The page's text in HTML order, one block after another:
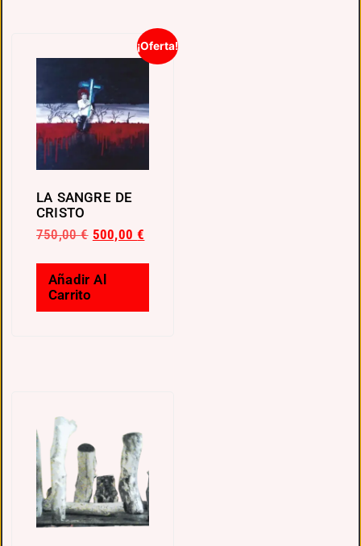
¡Oferta!
LA SANGRE DE
CRISTO
750,00€ 500,00€
Añadir Al
Carrito